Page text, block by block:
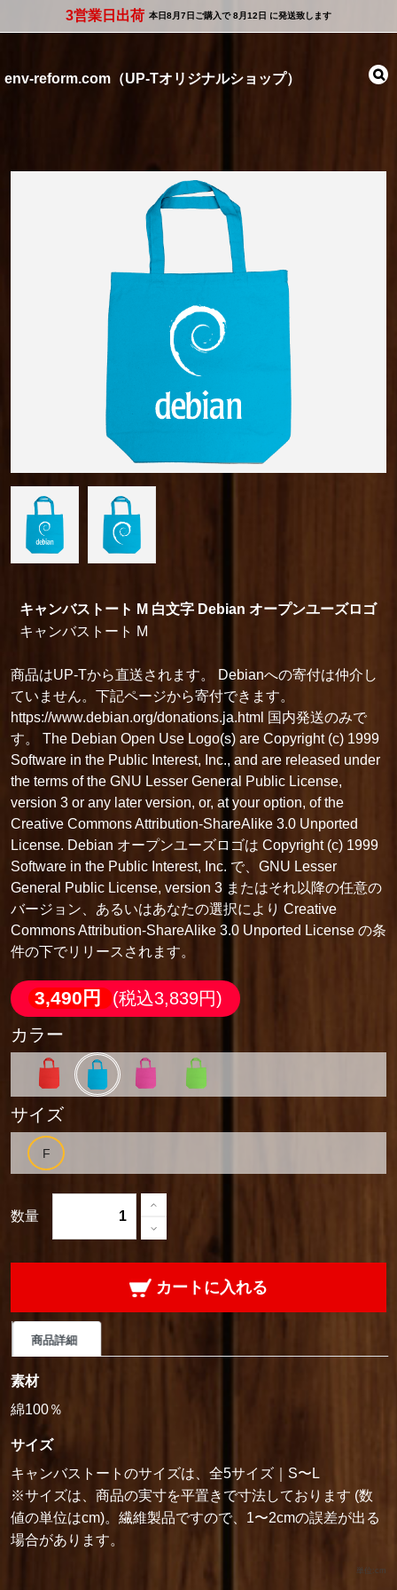
3営業日出荷 本日8月7日 ご購入で8月12日 に発送致します
env-reform.com（UP-Tオリジナルショップ）
キャンバストート M 白文字 Debian オープンユーズロゴ
キャンバストート M
商品はUP-Tから直送されます。 Debianへの寄付は仲介し
ていません。下記ページから寄付できます。
https://www.debian.org/donations.ja.html 国内発送のみで
す。 The Debian Open Use Logo(s) are Copyright (c) 1999
Software in the Public Interest, Inc., and are released under
the terms of the GNU Lesser General Public License,
version 3 or any later version, or, at your option, of the
Creative Commons Attribution-ShareAlike 3.0 Unported
License. Debian オープンユーズロゴは Copyright (c) 1999
Software in the Public Interest, Inc. で、GNU Lesser
General Public License, version 3 またはそれ以降の任意の
バージョン、あるいはあなたの選択により Creative
Commons Attribution-ShareAlike 3.0 Unported License の条
件の下でリリースされます。
3,490円
(税込3,839円)
カラー
サイズ
数量
カートに入れる
商品詳細
素材
綿100％
サイズ
キャンバストートのサイズは、全5サイズ｜S〜L
※サイズは、商品の実寸を平置きで寸法しております (数
値の単位はcm)。繊維製品ですので、1〜2cmの誤差が出る
場合があります。
単位:cm